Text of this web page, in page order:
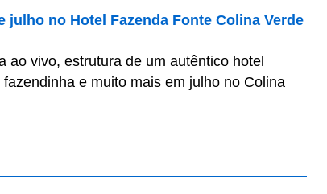
no Hotel Fazenda Fonte Colina Verde
ao vivo, estrutura de um autêntico hotel
e muito mais em julho no Colina